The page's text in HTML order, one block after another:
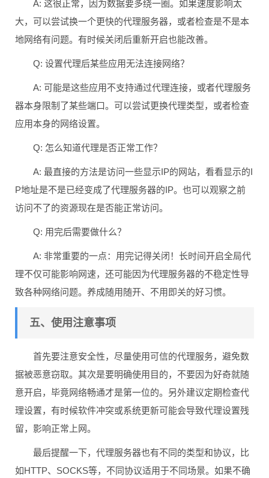
A: 这很正常，因为数据要多绕一圈。如果速度影响太
大，可以尝试换一个更快的代理服务器，或者检查是不是本
地网络有问题。有时候关闭后重新开启也能改善。
Q: 设置代理后某些应用无法连接网络？
A: 可能是这些应用不支持通过代理连接，或者代理服务
器本身限制了某些端口。可以尝试更换代理类型，或者检查
应用本身的网络设置。
Q: 怎么知道代理是否正常工作？
A: 最直接的方法是访问一些显示IP的网站，看看显示的I
P地址是不是已经变成了代理服务器的IP。也可以观察之前
访问不了的资源现在是否能正常访问。
Q: 用完后需要做什么？
A: 非常重要的一点：用完记得关闭！长时间开启全局代
理不仅可能影响网速，还可能因为代理服务器的不稳定性导
致各种网络问题。养成随用随开、不用即关的好习惯。
五、使用注意事项
首先要注意安全性，尽量使用可信的代理服务，避免数
据被恶意窃取。其次是要明确使用目的，不要因为好奇就随
意开启，毕竟网络畅通才是第一位的。另外建议定期检查代
理设置，有时候软件冲突或系统更新可能会导致代理设置残
留，影响正常上网。
最后提醒一下，代理服务器也有不同的类型和协议，比
如HTTP、SOCKS等，不同协议适用于不同场景。如果不确